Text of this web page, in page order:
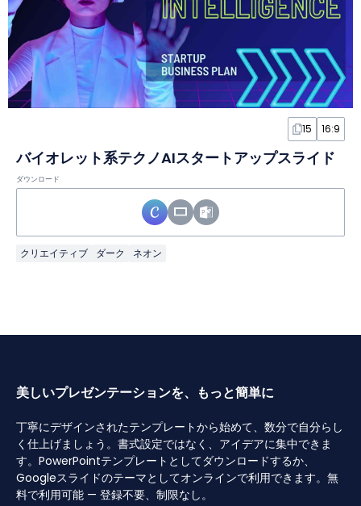
15 16:9
バイオレット系テクノAIスタートアップスライド
ダウンロード
クリエイティブ ダーク ネオン
美しいプレゼンテーションを、もっと簡単に
丁寧にデザインされたテンプレートから始めて、数分で自分らし
く仕上げましょう。書式設定ではなく、アイデアに集中できま
す。PowerPointテンプレートとしてダウンロードするか、
Googleスライドのテーマとしてオンラインで利用できます。無
料で利用可能 — 登録不要、制限なし。